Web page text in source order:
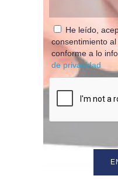
He leído,
consentimiento
conforme a lo
de privacidad